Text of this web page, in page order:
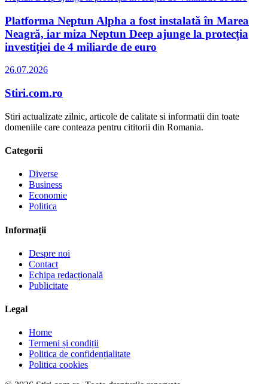
Platforma Neptun Alpha a fost instalată în Marea
Neagră, iar miza Neptun Deep ajunge la protecția
investiției de 4 miliarde de euro
26.07.2026
Stiri.com.ro
Stiri actualizate zilnic, articole de calitate si informatii din toate
domeniile care conteaza pentru cititorii din Romania.
Categorii
Diverse
Business
Economie
Politica
Informații
Despre noi
Contact
Echipa redacțională
Publicitate
Legal
Home
Termeni și condiții
Politica de confidențialitate
Politica cookies